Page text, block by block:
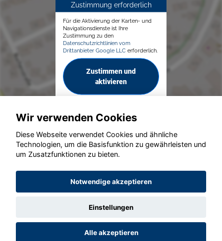
Zustimmung erforderlich
Für die Aktivierung der Karten- und
Navigationsdienste ist Ihre
Zustimmung zu den
Datenschutzrichtlinien vom
Drittanbieter Google LLC erforderlich.
Zustimmen und
aktivieren
© konjunkturmotor.de GmbH 2020 - 2026
Wir verwenden Cookies
Diese Webseite verwendet Cookies und ähnliche
Technologien, um die Basisfunktion zu gewährleisten und
um Zusatzfunktionen zu bieten.
Notwendige akzeptieren
Einstellungen
Alle akzeptieren